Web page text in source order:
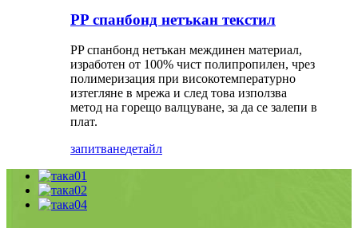
PP спанбонд нетъкан текстил
PP спанбонд нетъкан междинен материал,
изработен от 100% чист полипропилен, чрез
полимеризация при високотемпературно
изтегляне в мрежа и след това използва
метод на горещо валцуване, за да се залепи в
плат.
запитванедетайл